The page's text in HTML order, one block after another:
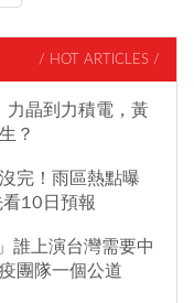
/ HOT ARTICLES /
晶到力積電，黃
？
完！雨區熱點曝
10日預報
誰上演台灣需要中
團隊一個公道